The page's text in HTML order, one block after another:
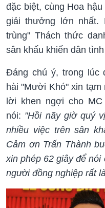
đặc biệt, cùng Hoa
giải thưởng lớn nhất.
trùng" Thách thức
sân khấu khiến dân
Đáng chú ý, trong lúc
hài "Mười Khó" xin
lời khen ngợi cho
nói: "Hồi nãy giờ quý
nhiều việc trên sân
Cảm ơn Trấn Thành
xin phép 62 giây để
người đồng nghiệp rất